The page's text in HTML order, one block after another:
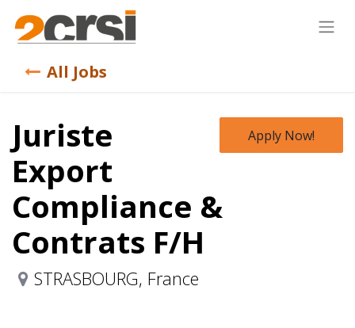
All Jobs
Apply Now!
Juriste
Export
Compliance &
Contrats F/H
STRASBOURG, France